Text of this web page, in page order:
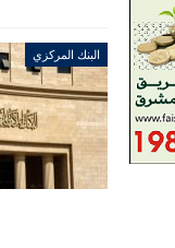
البنك المركزي